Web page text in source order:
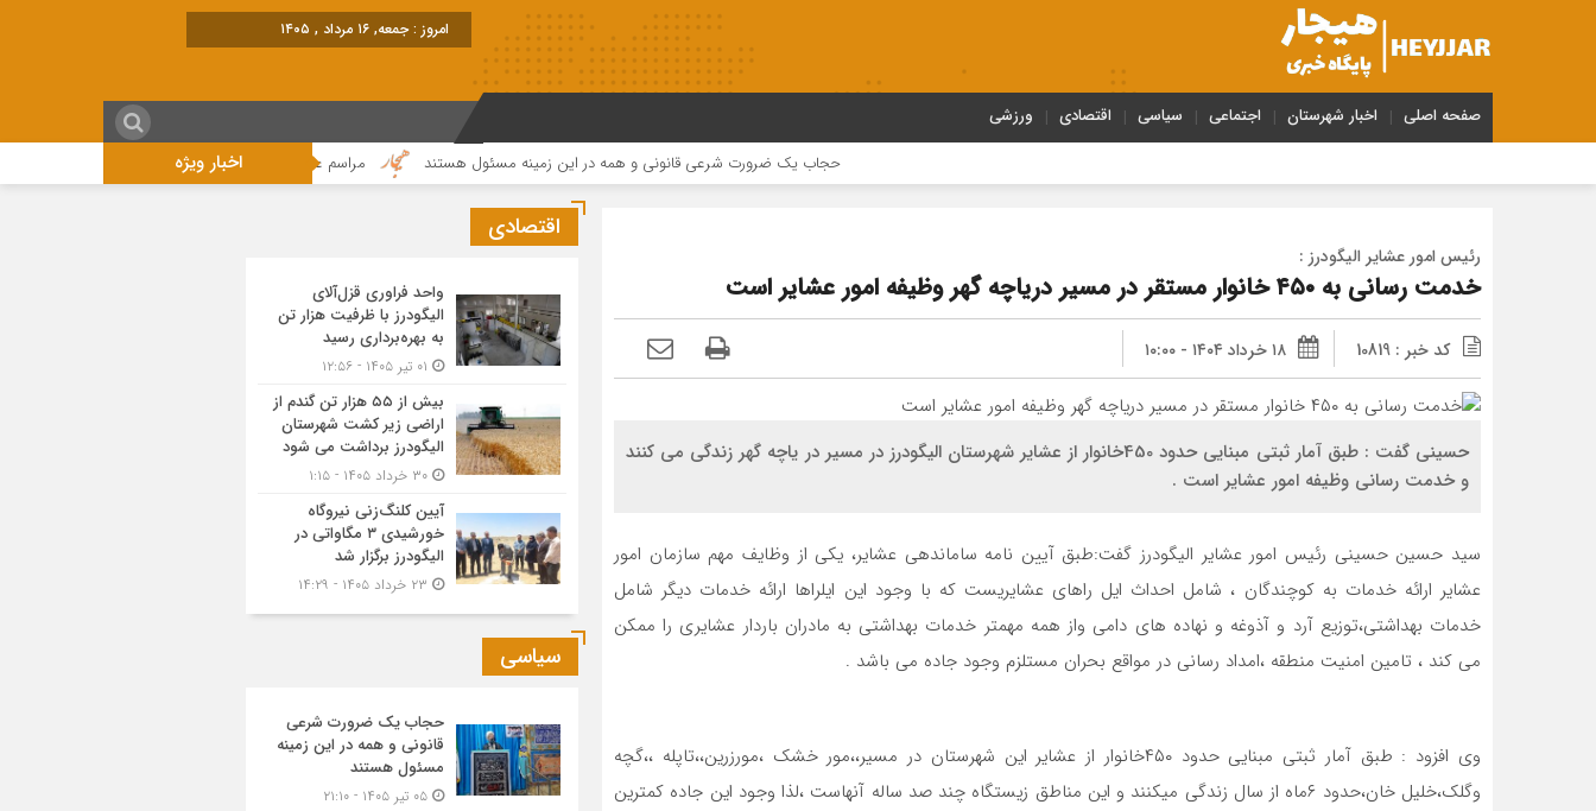
امروز : جمعه, ۱۶ مرداد , ۱۴۰۵
صفحه اصلی اخبار شهرستان اجتماعی سیاسی اقتصادی ورزشی
اخبار ویژه حجاب یک ضرورت شرعی قانونی و همه در این زمینه مسئول هستند مراسم عزاداری واقامه نماز در روز عاشورای حسینی در الیگودرز
رئیس امور عشایر الیگودرز :
خدمت رسانی به ۴۵۰ خانوار مستقر در مسیر دریاچه گهر وظیفه امور عشایر است
کد خبر : 10819 ۱۸ خرداد ۱۴۰۴ - ۱۰:۰۰
حسینی گفت : طبق آمار ثبتی مبنایی حدود 450خانوار از عشایر شهرستان الیگودرز در مسیر در یاچه گهر زندگی می کنند
و خدمت رسانی وظیفه امور عشایر است .
سید حسین حسینی رئیس امور عشایر الیگودرز گفت:طبق آیین نامه ساماندهی عشایر، یکی از وظایف مهم سازمان امور
عشایر ارائه خدمات به کوچندگان ، شامل احداث ایل راهای عشایریست که با وجود این ایلراها ارائه خدمات دیگر شامل
خدمات بهداشتی،توزیع آرد و آذوغه و نهاده های دامی واز همه مهمتر خدمات بهداشتی به مادران باردار عشایری را ممکن
می کند ، تامین امنیت منطقه ،امداد رسانی در مواقع بحران مستلزم وجود جاده می باشد .
وی افزود : طبق آمار ثبتی مبنایی حدود ۴۵۰خانوار از عشایر این شهرستان در مسیر،،مور خشک ،مورزرین،،تاپله ،،گچه
وگلک،خلیل خان،حدود ۶ماه از سال زندگی میکنند و این مناطق زیستگاه چند صد ساله آنهاست ،لذا وجود این جاده کمترین
اقتصادی
واحد فراوری قزل‌آلای
الیگودرز با ظرفیت هزار تن
به بهره‌برداری رسید
بیش از ۵۵ هزار تن گندم از
اراضی زیر کشت شهرستان
الیگودرز برداشت می شود
آیین کلنگ‌زنی نیروگاه
خورشیدی ۳ مگاواتی در
الیگودرز برگزار شد
سیاسی
حجاب یک ضرورت شرعی
قانونی و همه در این زمینه
مسئول هستند